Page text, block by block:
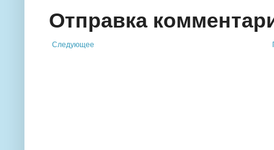
Отправка
Следующее